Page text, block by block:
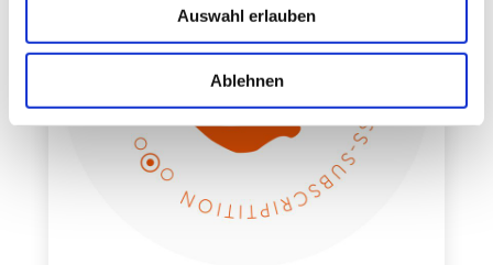
Auswahl erlauben
Ablehnen